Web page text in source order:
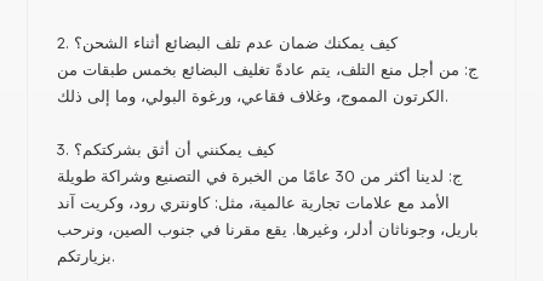
2. كيف يمكنك ضمان عدم تلف البضائع أثناء الشحن؟
ج: من أجل منع التلف، يتم عادةً تغليف البضائع بخمس طبقات من
الكرتون المموج، وغلاف فقاعي، ورغوة البولي، وما إلى ذلك.
3. كيف يمكنني أن أثق بشركتكم؟
ج: لدينا أكثر من 30 عامًا من الخبرة في التصنيع وشراكة طويلة
الأمد مع علامات تجارية عالمية، مثل: كاونتري رود، وكريت آند
باريل، وجوناثان أدلر، وغيرها. يقع مقرنا في جنوب الصين، ونرحب
بزيارتكم.